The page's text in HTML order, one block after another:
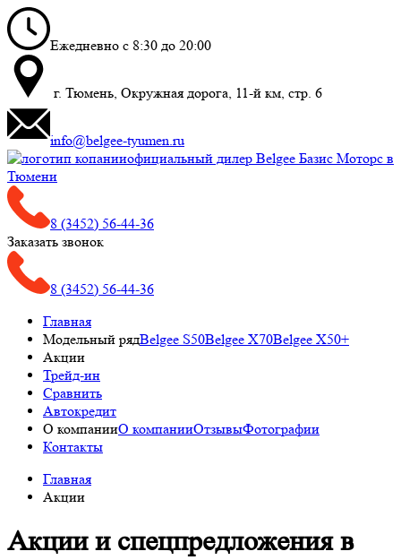
Ежедневно с 8:30 до 20:00
г. Тюмень, Окружная дорога, 11-й км, стр. 6
info@belgee-tyumen.ru
официальный дилер Belgee Базис Моторс в
Тюмени
8 (3452) 56-44-36
Заказать звонок
8 (3452) 56-44-36
Главная
Модельный рядBelgee S50Belgee X70Belgee X50+
Акции
Трейд-ин
Сравнить
Автокредит
О компанииО компанииОтзывыФотографии
Контакты
Главная
Акции
Акции и спецпредложения в